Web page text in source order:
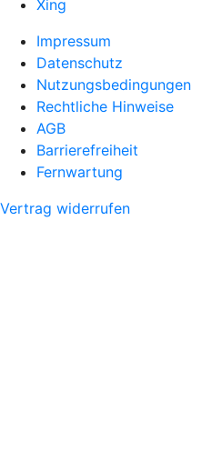
Xing
Impressum
Datenschutz
Nutzungsbedingungen
Rechtliche Hinweise
AGB
Barrierefreiheit
Fernwartung
Vertrag widerrufen